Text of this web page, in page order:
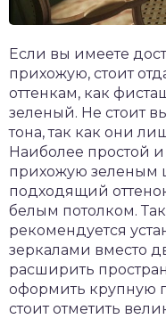
Если вы имеете
прихожую, стоит
оттенкам, как
зеленый. Не стоит
тона, так как они
Наиболее простой
прихожую зеленым
подходящий
белым потолком.
рекомендуется
зеркалами вместо
расширить
оформить крупную
стоит отметить